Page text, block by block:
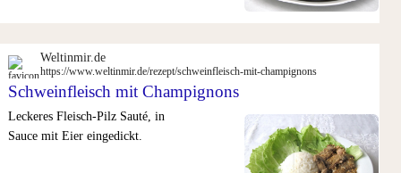
Weltinmir.de
https://www.weltinmir.de/rezept/schweinfleisch-mit-champignons
Schweinfleisch mit Champignons
Leckeres Fleisch-Pilz Sauté, in
Sauce mit Eier eingedickt.